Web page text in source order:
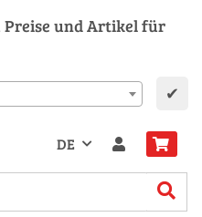
Preise und Artikel für
✔
DE